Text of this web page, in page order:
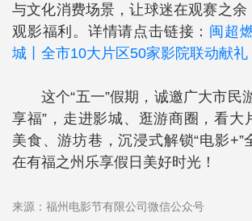
与文化消费场景，让球迷在观赛之余
观影福利。详情请点击链接： 闽超
城丨全市10大片区50家影院联动献礼
这个“五一”假期，诚邀广大市民
享福”，走进影城、逛游商圈，看大
美食、游坊巷，沉浸式解锁“电影+”
在有福之州乐享假日美好时光！
来源：福州电影节有限公司微信公众号